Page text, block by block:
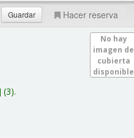
Hacer reserva
No hay
imagen de
cubierta
disponible
(3).